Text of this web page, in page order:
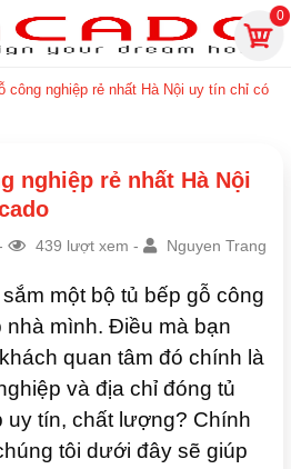
0
công nghiệp rẻ nhất Hà Nội uy tín chỉ có
nghiệp rẻ nhất Hà Nội
439 lượt xem - Nguyen Trang
một bộ tủ bếp gỗ công
nhà mình. Điều mà bạn
quan tâm đó chính là
và địa chỉ đóng tủ
uy tín, chất lượng? Chính
tôi dưới đây sẽ giúp